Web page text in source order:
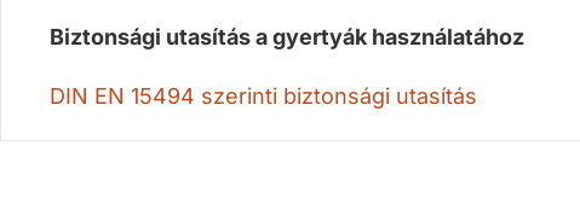
Biztonsági utasítás a gyertyák használatához
DIN EN 15494 szerinti biztonsági utasítás